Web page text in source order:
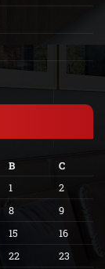
B
C
1
2
8
9
15
16
22
23